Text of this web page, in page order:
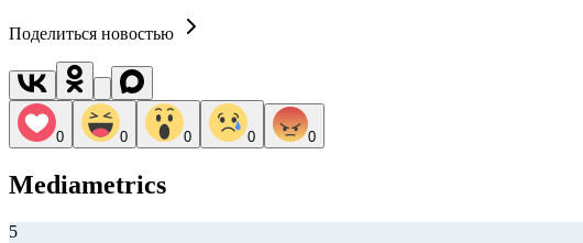
Поделиться новостью
0 0 0 0 0
Mediametrics
5